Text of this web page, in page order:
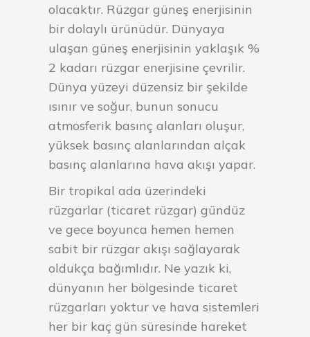
olacaktır. Rüzgar güneş enerjisinin
bir dolaylı ürünüdür. Dünyaya
ulaşan güneş enerjisinin yaklaşık %
2 kadarı rüzgar enerjisine çevrilir.
Dünya yüzeyi düzensiz bir şekilde
ısınır ve soğur, bunun sonucu
atmosferik basınç alanları oluşur,
yüksek basınç alanlarından alçak
basınç alanlarına hava akışı yapar.
Bir tropikal ada üzerindeki
rüzgarlar (ticaret rüzgar) gündüz
ve gece boyunca hemen hemen
sabit bir rüzgar akışı sağlayarak
oldukça bağımlıdır. Ne yazık ki,
dünyanın her bölgesinde ticaret
rüzgarları yoktur ve hava sistemleri
her bir kaç gün süresinde hareket